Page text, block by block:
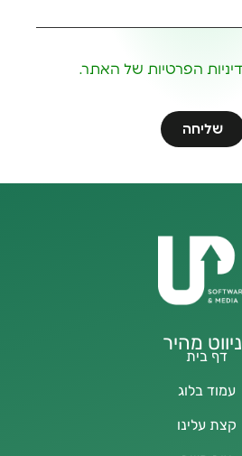
הפרטיות של האתר.
שליחה
ניווט מהיר
דף בית
עמוד בלוג
קצת עלינו